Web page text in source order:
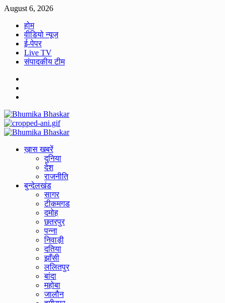
Skip
content
August 6, 2026
होम
वीडियो न्यूज
ई-पेपर
Live TV
संपादकीय टीम
Primary
ख़ास खबरें
दुनिया
देश
राजनीति
बुन्देलखंड
सागर
टीकमगड
दमोह
छतरपुर
पन्ना
निवाड़ी
दतिया
झाँसी
ललितपुर
बांदा
महोबा
जालौन